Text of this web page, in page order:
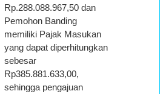
Rp.288.088.967,50 dan
Pemohon Banding
memiliki Pajak Masukan
yang dapat diperhitungkan
sebesar
Rp385.881.633,00,
sehingga pengajuan